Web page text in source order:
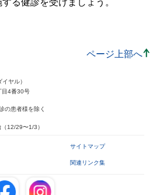
る健診を受けましょう。
ページ上部へ
イヤル）
目4番30号
の患者様を除く
12/29〜1/3）
サイトマップ
関連リンク集